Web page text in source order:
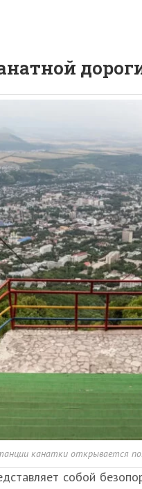
канатки открывается
собой